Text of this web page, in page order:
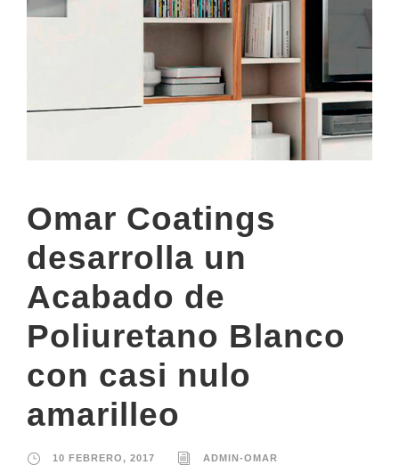
Omar Coatings
desarrolla un
Acabado de
Poliuretano Blanco
con casi nulo
amarilleo
10 FEBRERO, 2017
ADMIN-OMAR